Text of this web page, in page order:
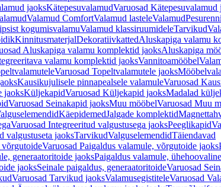
jaoksKätepesuvalamudVaruosad Kätepesuvalamud
Valamud ComfortValamud lasteleValamud
kogumisvalamuValamud klassiruumideleTarvikud
KinnitusmaterjalDekoratiivkattedAluskapiga valamu
Aluskapiga valamu komplektid jaoksAluskapiga
valamu komplektid jaoksVannitoamööbel
Varuosad Topeltvalamutele jaoks
Kausikujulisele pinnapealsele valamuleVaruosad
jaoksKüljekapidVaruosad Küljekapid jaoksMadalad
Varuosad Seinakapid jaoksMuu mööbelVaruosad Muu
KäepidemedJalgade komplektid
Varuosad Integreeritud valgustusega jaoksPeeglikapid
valgustuseta jaoksTarvikudValguselemendidTäiendavad
võrgutoideVaruosad Paigaldus valamule, võrgutoide jaoks
generaatoritoide jaoksPaigaldus valamule,
jaoksSeinale paigaldus, generaatoritoideVaruosad
Varuosad Tarvikud jaoksValamusegistiteleVaruosad